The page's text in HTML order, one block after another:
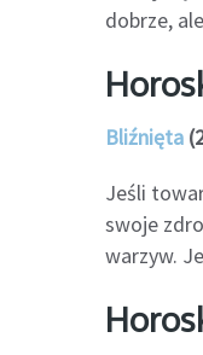
dobrze,
Bliźnięta
Jeśli
swoje
warzyw.